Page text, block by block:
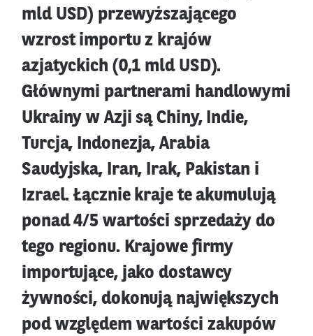
mld USD) przewyższającego
wzrost importu z krajów
azjatyckich (0,1 mld USD).
Głównymi partnerami handlowymi
Ukrainy w Azji są Chiny, Indie,
Turcja, Indonezja, Arabia
Saudyjska, Iran, Irak, Pakistan i
Izrael. Łącznie kraje te akumulują
ponad 4/5 wartości sprzedaży do
tego regionu. Krajowe firmy
importujące, jako dostawcy
żywności, dokonują największych
pod względem wartości zakupów